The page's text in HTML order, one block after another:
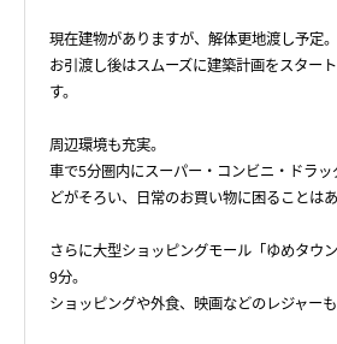
現在建物がありますが、解体更地渡し予定。
お引渡し後はスムーズに建築計画をスター
す。
周辺環境も充実。
車で5分圏内にスーパー・コンビニ・ドラ
どがそろい、日常のお買い物に困ることはあ
さらに大型ショッピングモール「ゆめタウ
9分。
ショッピングや外食、映画などのレジャー